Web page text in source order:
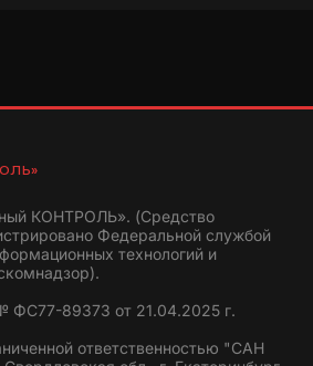
КОНТРОЛЬ». (Средство
Федеральной службой
технологий и
ФС77-89373 от 21.04.2025 г.
ответственностью "САН